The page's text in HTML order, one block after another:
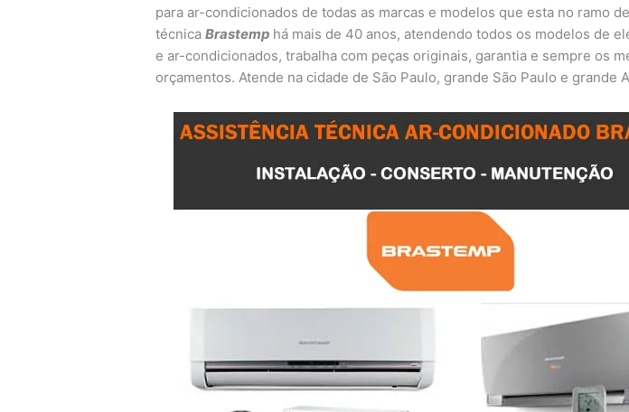
para ar-condicionados de todas as marcas e modelos que esta no ramo
técnicaBrastemp há mais de 40 anos, atendendo todos os modelos de
e ar-condicionados, trabalha com peças originais, garantia e sempre os
orçamentos. Atende na cidade de São Paulo, grande São Paulo e grande